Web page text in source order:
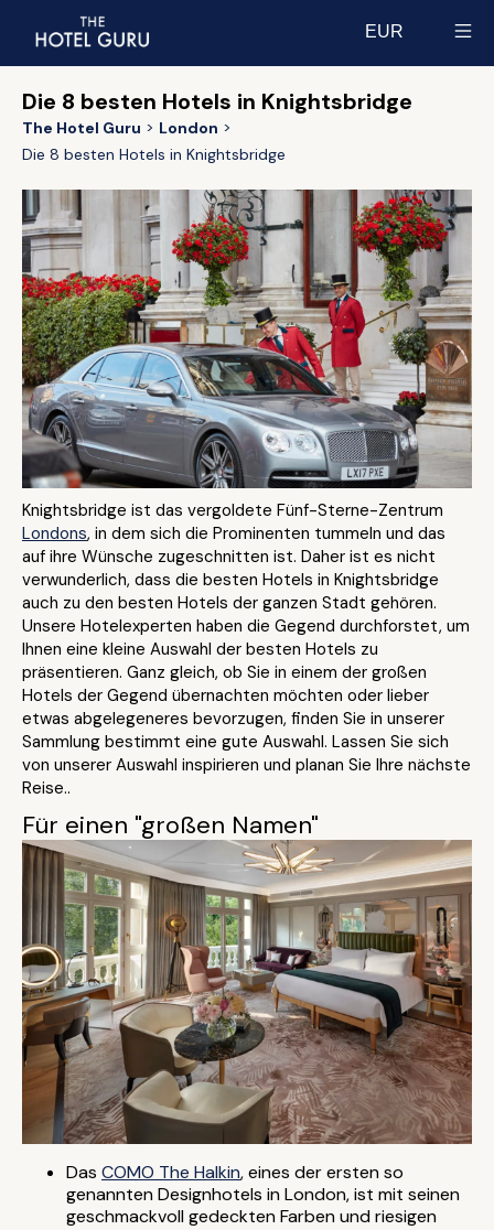
EUR
Die 8 besten Hotels in Knightsbridge
The Hotel Guru
London
Die 8 besten Hotels in Knightsbridge
Knightsbridge ist das vergoldete Fünf-Sterne-Zentrum
Londons, in dem sich die Prominenten tummeln und das
auf ihre Wünsche zugeschnitten ist. Daher ist es nicht
verwunderlich, dass die besten Hotels in Knightsbridge
auch zu den besten Hotels der ganzen Stadt gehören.
Unsere Hotelexperten haben die Gegend durchforstet, um
Ihnen eine kleine Auswahl der besten Hotels zu
präsentieren. Ganz gleich, ob Sie in einem der großen
Hotels der Gegend übernachten möchten oder lieber
etwas abgelegeneres bevorzugen, finden Sie in unserer
Sammlung bestimmt eine gute Auswahl. Lassen Sie sich
von unserer Auswahl inspirieren und planan Sie Ihre nächste
Reise..
Für einen "großen Namen"
Das COMO The Halkin, eines der ersten so
genannten Designhotels in London, ist mit seinen
geschmackvoll gedeckten Farben und riesigen